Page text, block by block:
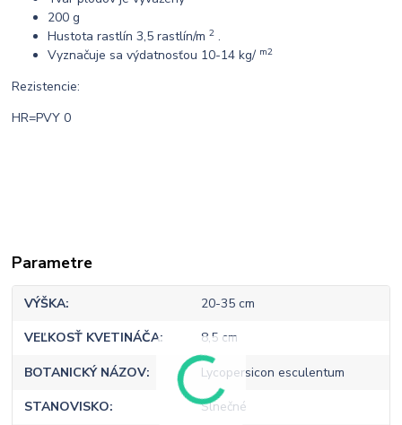
200 g
Hustota rastlín 3,5 rastlín/m2 .
Vyznačuje sa výdatnosťou 10-14 kg/ m2
Rezistencie:
HR=PVY 0
Parametre
VÝŠKA 20-35 cm
VEĽKOSŤ KVETINÁČA 8,5 cm
BOTANICKÝ NÁZOV Lycopersicon esculentum
STANOVISKO Slnečné